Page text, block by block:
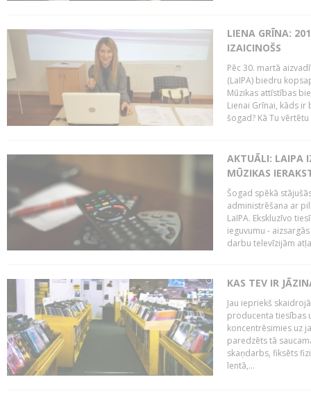
LIENA GRĪNA:
IZAICINOŠS
Pēc 30. martā
(LaIPA) biedru
Mūzikas attīstības
Lienai Grīnai, kāds ir
šogad? Kā Tu
AKTUĀLI: LAIPA
MŪZIKAS
Šogad spēkā
administrēšana ar
LaIPA. Ekskluzīvo
ieguvumu -
darbu televīzijām
KAS TEV IR
Jau iepriekš
producenta tiesības
koncentrēsimies uz
paredzēts tā
skaņdarbs, fiksēts
lentā,...